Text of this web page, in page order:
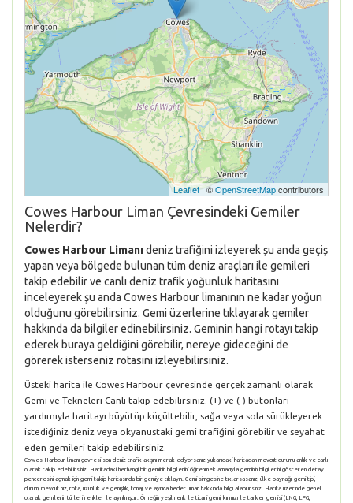
Leaflet| ©OpenStreetMapcontributors
Cowes Harbour Liman Çevresindeki Gemiler
Nelerdir?
Cowes Harbour Limanıdeniz trafiğini izleyerek şu anda geçiş
yapan veya bölgede bulunan tüm deniz araçları ile gemileri
takip edebilir ve canlı deniz trafik yoğunluk haritasını
inceleyerek şu anda Cowes Harbour limanının ne kadar yoğun
olduğunu görebilirsiniz. Gemi üzerlerine tıklayarak gemiler
hakkında da bilgiler edinebilirsiniz. Geminin hangi rotayı takip
ederek buraya geldiğini görebilir, nereye gideceğini de
görerek isterseniz rotasını izleyebilirsiniz.
Üsteki harita ile Cowes Harbour çevresinde gerçek zamanlı olarak
Gemi ve Tekneleri Canlı takip edebilirsiniz. (+) ve (-) butonları
yardımıyla haritayı büyütüp küçültebilir, sağa veya sola sürükleyerek
istediğiniz deniz veya okyanustaki gemi trafiğini görebilir ve seyahat
eden gemileri takip edebilirsiniz.
Cowes Harbour limanı çevresi son deniz trafik akışını merak ediyorsanız yukarıdaki haritadan mevcut durumu anlık ve canlı
olarak takip edebilirsiniz. Haritadaki herhangi bir geminin bilgilerini öğrenmek amacıyla geminin bilgilerini gösteren detay
penceresini açmak için gemi takip haritasında bir gemiye tıklayın. Gemi simgesine tıklarsasanız, ülke bayrağı, gemi tipi,
durum, mevcut hız, rota, uzunluk ve genişlik, tonajı ve ayrıca hedef liman hakkında bilgi alabilirsiniz. Harita üzerinde genel
olarak gemilerin türleri renkler ile ayrılmıştır. Örneğin yeşil renk ile ticari gemi, kırmızı ile tanker gemisi (LNG, LPG,